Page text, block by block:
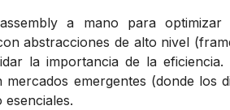
a mano para
abstracciones de alto nivel
la importancia de la
emergentes (donde los
esenciales.